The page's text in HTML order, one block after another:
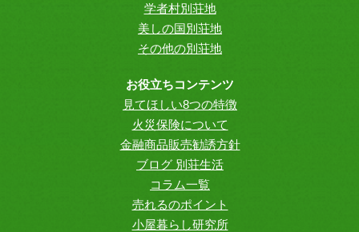
学者村別荘地
美しの国別荘地
その他の別荘地
お役立ちコンテンツ
見てほしい8つの特徴
火災保険について
金融商品販売勧誘方針
ブログ 別荘生活
コラム一覧
売れるのポイント
小屋暮らし研究所